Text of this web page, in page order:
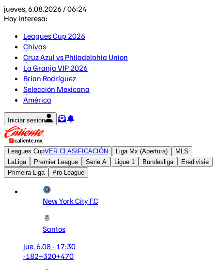
jueves, 6.08.2026 / 06:24
Hoy interesa:
Leagues Cup 2026
Chivas
Cruz Azul vs Philadelphia Union
La Granja VIP 2026
Brian Rodríguez
Selección Mexicana
América
Iniciar sesión
Leagues CupVER CLASIFICACIÓN Liga Mx (Apertura)
MLS
LaLiga
Premier League Serie A Ligue 1 Bundesliga
Eredivisie
Primeira Liga
Pro League
New York City F.C
Santos
jue. 6.08 - 17:30
-182+320+470